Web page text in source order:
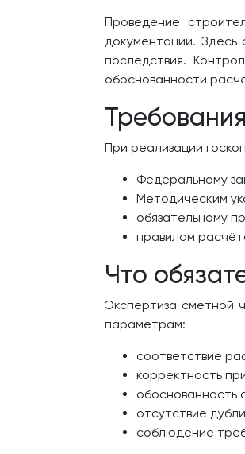
Проведение
документации.
последствия.
обоснованности
При реализации
Федеральному
Методическим
обязательному
правилам
Что
Экспертиза сметной
параметрам:
соответствие
корректность
обоснованность
отсутствие
соблюдение